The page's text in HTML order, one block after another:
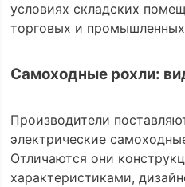
условиях складских
торговых и
Самоходные рохли:
Производители
электрические
Отличаются они
характеристиками,